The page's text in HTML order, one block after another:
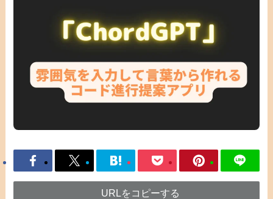
URLをコピーする